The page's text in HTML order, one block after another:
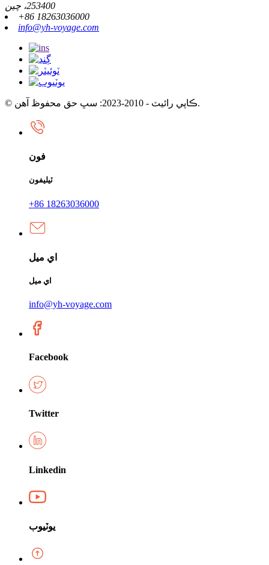
253400، چين
+86 18263036000
info@yh-voyage.com
© ڪاپي رائيٽ - 2010-2023: سڀ حق محفوظ آهن.
فون
ٽيليفون
+86 18263036000
اي ميل
اي ميل
info@yh-voyage.com
Facebook
Twitter
Linkedin
يوٽيوب